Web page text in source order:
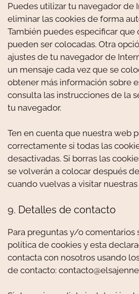
Puedes utilizar tu navegador de
eliminar las cookies de forma
También puedes especificar que
pueden ser colocadas. Otra
ajustes de tu navegador de
un mensaje cada vez que se
obtener más información sobre
consulta las instrucciones de la
tu navegador.
Ten en cuenta que nuestra web
correctamente si todas las
desactivadas. Si borras las
se volverán a colocar después
cuando vuelvas a visitar nuestras
9. Detalles de contacto
Para preguntas y/o comentarios
política de cookies y esta
contacta con nosotros usando
de contacto: